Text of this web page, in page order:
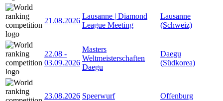
21.08.2026
Lausanne | Diamond
League Meeting
Lausanne
(Schweiz)
22.08 -
03.09.2026
Masters
Weltmeisterschaften
Daegu
Daegu
(Südkorea)
23.08.2026 Speerwurf Offenburg